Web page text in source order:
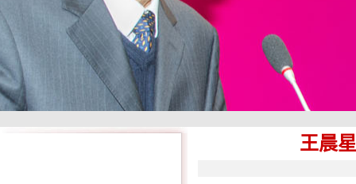
王晨